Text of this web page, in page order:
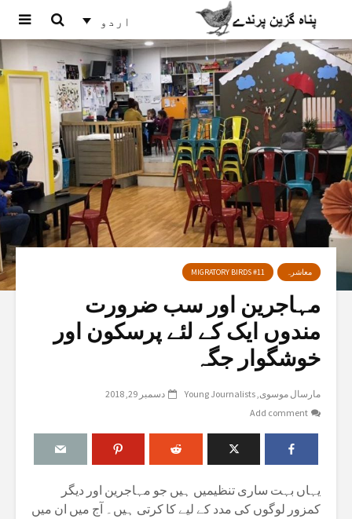
اردو
معاشرہ MIGRATORY BIRDS #11
مہاجرین اور سب ضرورت
مندوں ایک کے لئے پرسکون اور
خوشگوار جگہ
مارسال موسوی Young Journalists
دسمبر 29, 2018
Add comment
یہاں بہت ساری تنظیمیں ہیں جو مہاجرین اور دیگر
کمزور لوگوں کی مدد کے لیے کا کرتی ہیں۔ آج میں ان میں